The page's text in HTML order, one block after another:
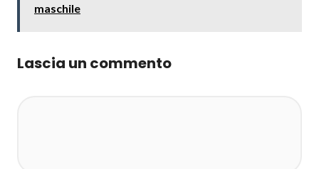
maschile
Lascia un commento